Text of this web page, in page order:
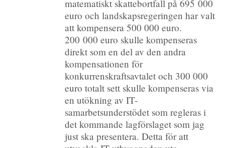
matematiskt skattebortfall på 695 000
euro och landskapsregeringen har valt
att kompensera 500 000 euro.
200 000 euro skulle kompenseras
direkt som en del av den andra
kompensationen för
konkurrenskraftsavtalet och 300 000
euro totalt sett skulle kompenseras via
en utökning av IT-
samarbetsunderstödet som regleras i
det kommande lagförslaget som jag
just ska presentera. Detta för att